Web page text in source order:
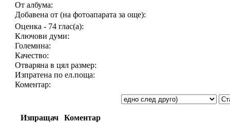
От албума:
Добавена от (на фотоапарата за още):
Оценка - 74 глас(а):
Ключови думи:
Големина:
Качество:
Отваряна в цял размер:
Изпратена по ел.поща:
Коментар:
Изпращач Коментар